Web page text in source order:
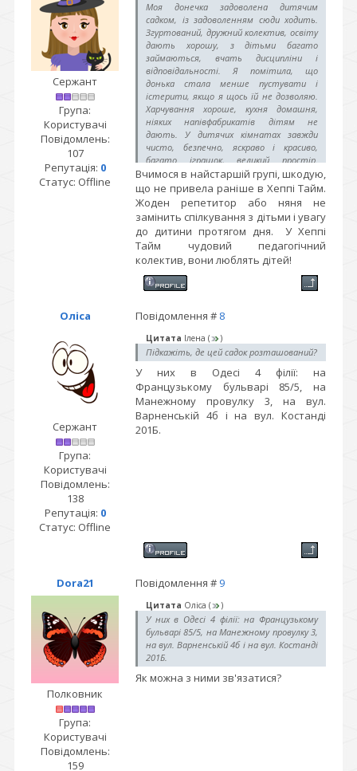
Сержант
Група:
Користувачі
Повідомлень:
107
Репутація: 0
Статус: Offline
Моя донечка задоволена дитячим
садком, із задоволенням сюди ходить.
Згуртований, дружний колектив, освіту
дають хорошу, з дітьми багато
займаються, вчать дисципліни і
відповідальності. Я помітила, що
донька стала менше пустувати і
істерити, якщо я щось їй не дозволяю.
Харчування хороше, кухня домашня,
ніяких напівфабрикатів дітям не
дають. У дитячих кімнатах завжди
чисто, безпечно, яскраво і красиво,
багато іграшок, великий простір.
Дитячий садок Хеппі Тайм - це, напевно,
найкращий дитячий садок для моєї
дитини.
Вчимося в найстаршій групі, шкодую,
що не привела раніше в Хеппі Тайм.
Жоден репетитор або няня не
замінить спілкування з дітьми і увагу
до дитини протягом дня. У Хеппі
Тайм чудовий педагогічний
колектив, вони люблять дітей!
Оліса Повідомлення # 8
Сержант
Група:
Користувачі
Повідомлень:
138
Репутація: 0
Статус: Offline
Цитата Ілена ( )
Підкажіть, де цей садок розташований?
У них в Одесі 4 філії: на
Французькому бульварі 85/5, на
Манежному провулку 3, на вул.
Варненській 4б і на вул. Костанді
201Б.
Dora21 Повідомлення # 9
Полковник
Група:
Користувачі
Повідомлень:
159
Цитата Оліса ( )
У них в Одесі 4 філії: на Французькому
бульварі 85/5, на Манежному провулку 3,
на вул. Варненській 4б і на вул. Костанді
201Б.
Як можна з ними зв'язатися?